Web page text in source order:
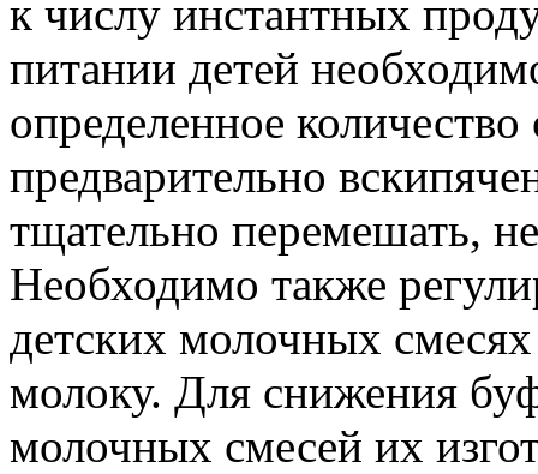
к числу инстантных
питании детей
определенное
предварительно
тщательно перемешать,
Необходимо также
детских молочных
молоку. Для снижения
молочных смесей их